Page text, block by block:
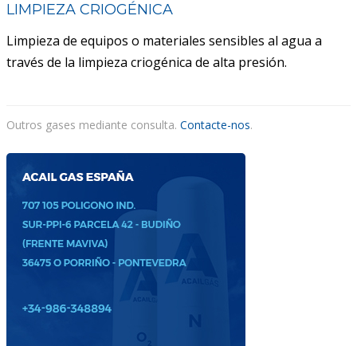
LIMPIEZA CRIOGÉNICA
Limpieza de equipos o materiales sensibles al agua a
través de la limpieza criogénica de alta presión.
Outros gases mediante consulta.Contacte-nos.